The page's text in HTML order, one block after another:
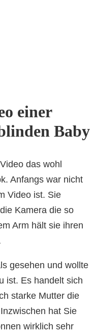
einer
Baby
das wohl
Anfangs war nicht
Video ist. Sie
Kamera die so
Arm hält sie ihren
gesehen und wollte
ist. Es handelt sich
starke Mutter die
hat Sie
wirklich sehr